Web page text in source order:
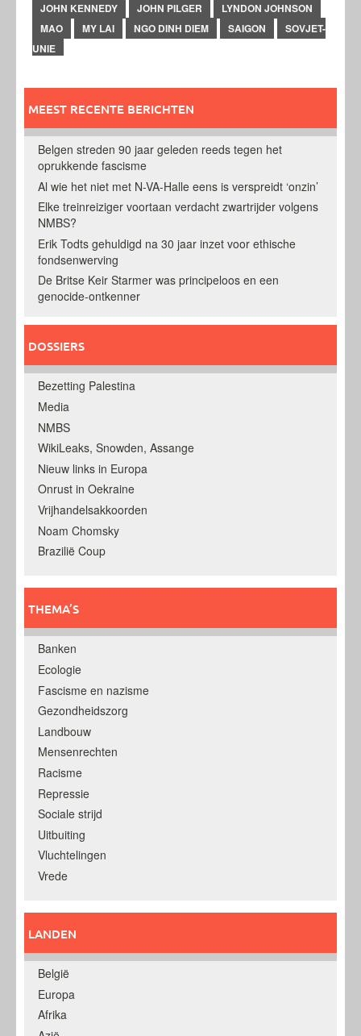
JOHN KENNEDY
JOHN PILGER
LYNDON JOHNSON
MAO
MY LAI NGO DINH DIEM SAIGON
SOVJET-
UNIE
MEEST RECENTE BERICHTEN
Belgen streden 90 jaar geleden reeds tegen het
oprukkende fascisme
Al wie het niet met N-VA-Halle eens is verspreidt ‘onzin’
Elke treinreiziger voortaan verdacht zwartrijder volgens
NMBS?
Erik Todts gehuldigd na 30 jaar inzet voor ethische
fondsenwerving
De Britse Keir Starmer was principeloos en een
genocide-ontkenner
DOSSIERS
Bezetting Palestina
Media
NMBS
WikiLeaks, Snowden, Assange
Nieuw links in Europa
Onrust in Oekraine
Vrijhandelsakkoorden
Noam Chomsky
Brazilië Coup
THEMA’S
Banken
Ecologie
Fascisme en nazisme
Gezondheidszorg
Landbouw
Mensenrechten
Racisme
Repressie
Sociale strijd
Uitbuiting
Vluchtelingen
Vrede
LANDEN
België
Europa
Afrika